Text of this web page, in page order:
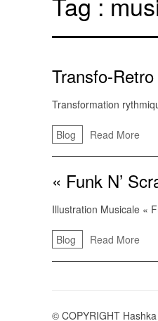
Transfo-Retro
Transformation
Blog Read More
« Funk N’
Illustration Musicale «
Blog Read More
© COPYRIGHT